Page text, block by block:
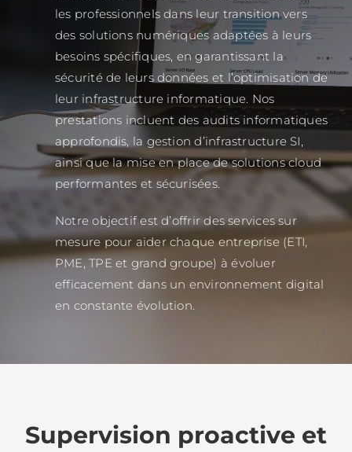
les professionnels dans leur transition vers
des solutions numériques adaptées à leurs
besoins spécifiques, en garantissant la
sécurité de leurs données et l’optimisation de
leur infrastructure informatique. Nos
prestations incluent des audits informatiques
approfondis, la gestion d’infrastructure SI,
ainsi que la mise en place de solutions cloud
performantes et sécurisées.
Notre objectif est d’offrir des services sur
mesure pour aider chaque entreprise (ETI,
PME, TPE et grand groupe) à évoluer
efficacement dans un environnement digital
en constante évolution.
Supervision proactive et